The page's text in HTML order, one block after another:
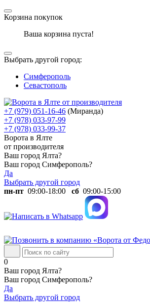
Корзина покупок
Ваша корзина пуста!
Выбрать другой город:
Симферополь
Севастополь
+7 (979) 051-16-46 (Миранда)
+7 (978) 033-97-99
+7 (978) 033-99-37
Ворота в Ялте
от производителя
Ваш город Ялта?
Ваш город Симферополь?
Да
Выбрать другой город
пн-пт 09:00-18:00 сб 09:00-15:00
0
Ваш город Ялта?
Ваш город Симферополь?
Да
Выбрать другой город